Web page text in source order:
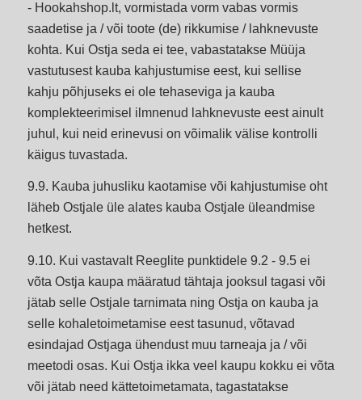
- Hookahshop.lt, vormistada vorm vabas vormis
saadetise ja / või toote (de) rikkumise / lahknevuste
kohta. Kui Ostja seda ei tee, vabastatakse Müüja
vastutusest kauba kahjustumise eest, kui sellise
kahju põhjuseks ei ole tehaseviga ja kauba
komplekteerimisel ilmnenud lahknevuste eest ainult
juhul, kui neid erinevusi on võimalik välise kontrolli
käigus tuvastada.
9.9. Kauba juhusliku kaotamise või kahjustumise oht
läheb Ostjale üle alates kauba Ostjale üleandmise
hetkest.
9.10. Kui vastavalt Reeglite punktidele 9.2 - 9.5 ei
võta Ostja kaupa määratud tähtaja jooksul tagasi või
jätab selle Ostjale tarnimata ning Ostja on kauba ja
selle kohaletoimetamise eest tasunud, võtavad
esindajad Ostjaga ühendust muu tarneaja ja / või
meetodi osas. Kui Ostja ikka veel kaupu kokku ei võta
või jätab need kättetoimetamata, tagastatakse